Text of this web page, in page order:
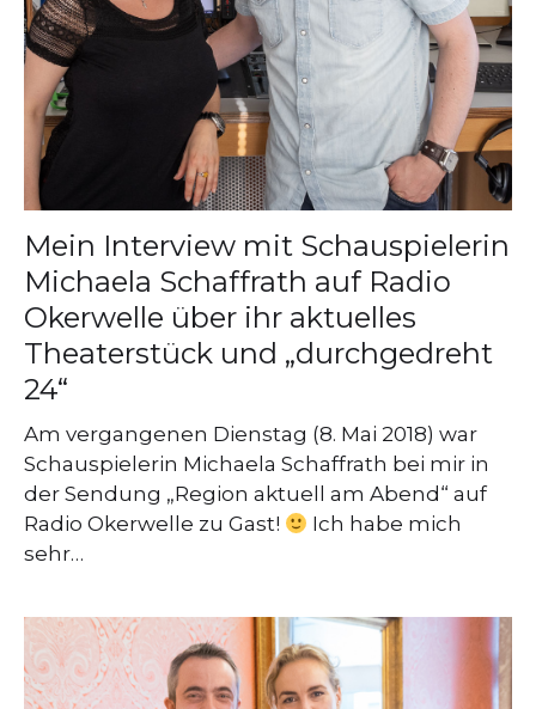
Mein Interview mit Schauspielerin
Michaela Schaffrath auf Radio
Okerwelle über ihr aktuelles
Theaterstück und „durchgedreht
24“
Am vergangenen Dienstag (8. Mai 2018) war
Schauspielerin Michaela Schaffrath bei mir in
der Sendung „Region aktuell am Abend“ auf
Radio Okerwelle zu Gast!
Ich habe mich
sehr…